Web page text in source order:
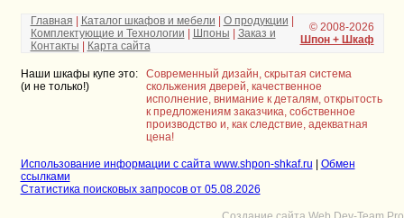
Главная | Каталог шкафов и мебели | О продукции |
Комплектующие и Технологии | Шпоны | Заказ и
Контакты | Карта сайта
© 2008-2026
Шпон + Шкаф
Наши шкафы купе это:
(и не только!)
Современный дизайн, скрытая система
скольжения дверей, качественное
исполнение, внимание к деталям, открытость
к предложениям заказчика, собственное
производство и, как следствие, адекватная
цена!
Использование информации с сайта www.shpon-shkaf.ru | Обмен
ссылками
Статистика поисковых запросов от 05.08.2026